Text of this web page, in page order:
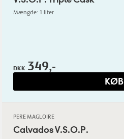
Mængde: 1 liter
DKK 349,-
KØB
PERE MAGLOIRE
Calvados V.S.O.P.